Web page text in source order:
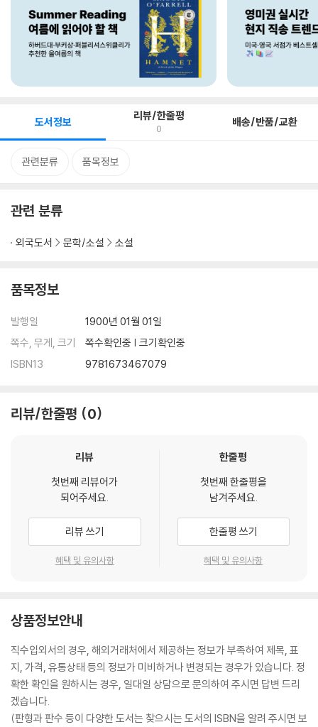
도서정보 리뷰/한줄평
0 배송/반품/교환
관련분류 품목정보
관련 분류
외국도서 문학/소설 소설
품목정보
발행일
1900년 01월 01일
쪽수, 무게, 크기
쪽수확인중 | 크기확인중
ISBN13
9781673467079
리뷰/한줄평 0
리뷰
첫번째 리뷰어가
되어주세요.
리뷰 쓰기
혜택 및 유의사항
한줄평
첫번째 한줄평을
남겨주세요.
한줄평 쓰기
혜택 및 유의사항
상품정보안내
직수입외서의 경우, 해외거래처에서 제공하는 정보가 부족하여 제목, 표
지, 가격, 유통상태 등의 정보가 미비하거나 변경되는 경우가 있습니다. 정
확한 확인을 원하시는 경우, 일대일 상담으로 문의하여 주시면 답변 드리
겠습니다.
(판형과 판수 등이 다양한 도서는 찾으시는 도서의 ISBN을 알려 주시면 보